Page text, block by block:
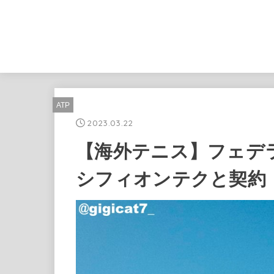
ATP
2023.03.22
【海外テニス】フェ
シフィオンテクと契約